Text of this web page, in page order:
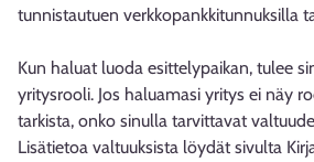
tunnistautuen verkkopankkitunnuksilla
Kun haluat luoda esittelypaikan, tulee
yritysrooli. Jos haluamasi yritys ei näy
tarkista, onko sinulla tarvittavat
Lisätietoa valtuuksista löydät sivulta